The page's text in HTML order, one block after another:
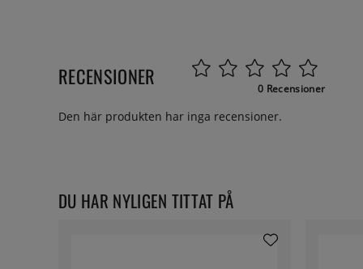
RECENSIONER 0 Recensioner
Den här produkten har inga recensioner.
DU HAR NYLIGEN TITTAT PÅ